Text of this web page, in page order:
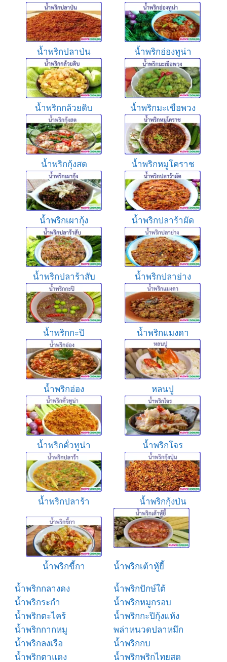
น้ำพริกปลาป่น น้ำพริกอ่องทูน่า
น้ำพริกกล้วยดิบ น้ำพริกมะเขือพวง
น้ำพริกกุ้งสด น้ำพริกหมูโคราช
น้ำพริกเผากุ้ง น้ำพริกปลาร้าผัด
น้ำพริกปลาร้าสับ น้ำพริกปลาย่าง
น้ำพริกกะปิ น้ำพริกแมงดา
น้ำพริกอ่อง หลนปู
น้ำพริกคั่วทูน่า น้ำพริกโจร
น้ำพริกปลาร้า น้ำพริกกุ้งป่น
น้ำพริกขี้กา
น้ำพริกเต้าหู้ยี้
น้ำพริกกลางดง
น้ำพริกปักษ์ใต้
น้ำพริกระกำ
น้ำพริกหมูกรอบ
น้ำพริกตะไคร้
น้ำพริกกะปิกุ้งแห้ง
น้ำพริกกากหมู
พล่าหนวดปลาหมึก
น้ำพริกลงเรือ
น้ำพริกกบ
น้ำพริกตาแดง
น้ำพริกพริกไทยสด